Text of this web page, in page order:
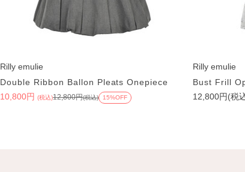
Rilly emulie
Double Ribbon Ballon Pleats Onepiece
10,800円 (税込)12,800円(税込) 15%OFF
Rilly emulie
Bust Frill
12,800円(税